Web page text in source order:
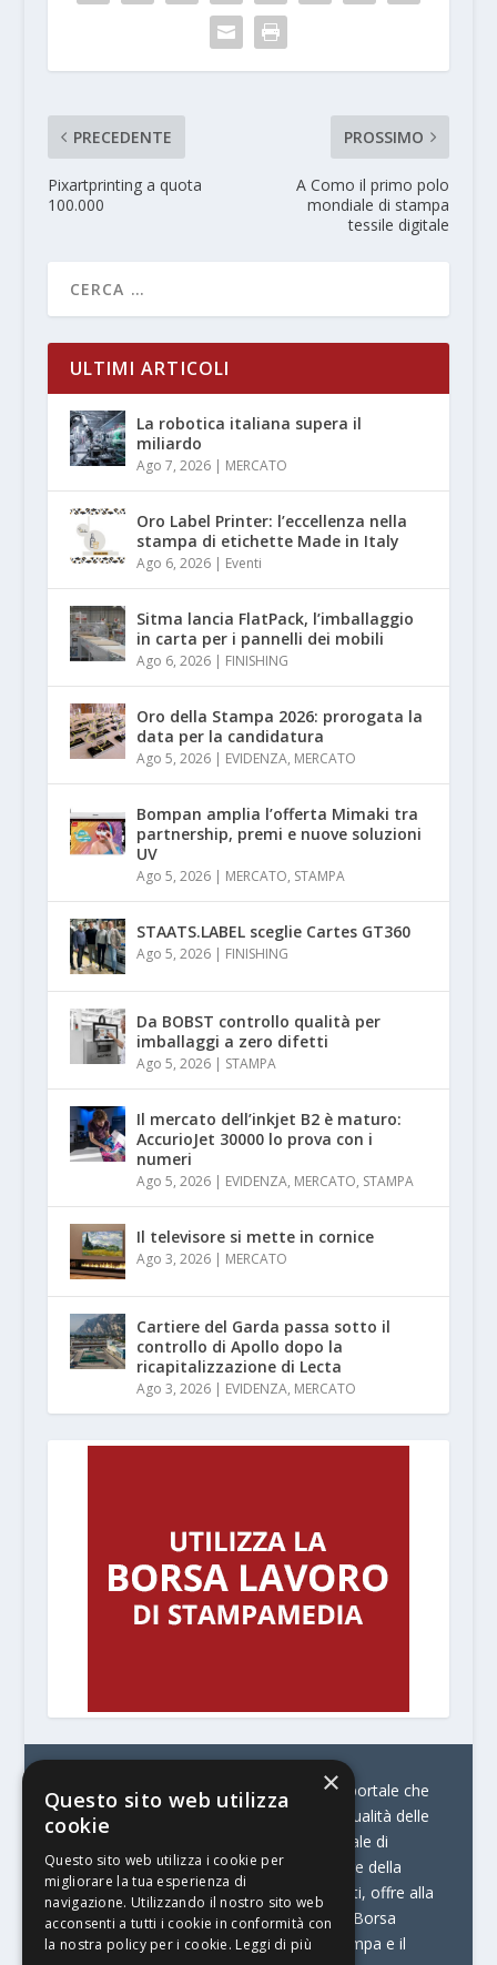
PRECEDENTE
Pixartprinting a quota
100.000
PROSSIMO
A Como il primo polo
mondiale di stampa
tessile digitale
ULTIMI ARTICOLI
La robotica italiana supera il
miliardo
Ago 7, 2026| MERCATO
Oro Label Printer: l’eccellenza nella
stampa di etichette Made in Italy
Ago 6, 2026| Eventi
Sitma lancia FlatPack, l’imballaggio
in carta per i pannelli dei mobili
Ago 6, 2026| FINISHING
Oro della Stampa 2026: prorogata la
data per la candidatura
Ago 5, 2026| EVIDENZA, MERCATO
Bompan amplia l’offerta Mimaki tra
partnership, premi e nuove soluzioni
UV
Ago 5, 2026| MERCATO, STAMPA
STAATS.LABEL sceglie Cartes GT360
Ago 5, 2026| FINISHING
Da BOBST controllo qualità per
imballaggi a zero difetti
Ago 5, 2026| STAMPA
Il mercato dell’inkjet B2 è maturo:
AccurioJet 30000 lo prova con i
numeri
Ago 5, 2026| EVIDENZA, MERCATO, STAMPA
Il televisore si mette in cornice
Ago 3, 2026| MERCATO
Cartiere del Garda passa sotto il
controllo di Apollo dopo la
ricapitalizzazione di Lecta
Ago 3, 2026| EVIDENZA, MERCATO
© Stratego Group –
stampamedia.net è il portale che
racconta le innovazioni tecnologiche e l’attualità delle
aziende di stampa e di converting. È il portale di
riferimento per chi opera in Italia nel settore della
comunicazione stampata. Oltre ai contenuti, offre alla
propria community diversi servizi come:
la Borsa
Lavoro, la Print Connection, i Big della Stampa e il
×
Questo sito web utilizza
cookie
Questo sito web utilizza i cookie per
migliorare la tua esperienza di
navigazione. Utilizzando il nostro sito web
acconsenti a tutti i cookie in conformità con
la nostra policy per i cookie. Leggi di più